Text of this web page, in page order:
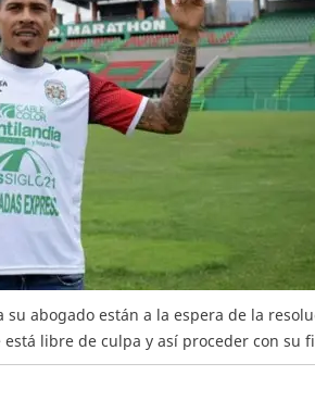
abogado están a la espera de la
libre de culpa y así proceder con su